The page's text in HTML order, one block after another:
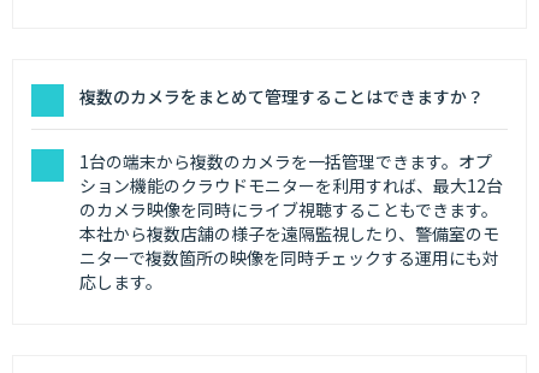
複数のカメラをまとめて管理することはできますか？
1台の端末から複数のカメラを一括管理できます。オプ
ション機能のクラウドモニターを利用すれば、最大12台
のカメラ映像を同時にライブ視聴することもできます。
本社から複数店舗の様子を遠隔監視したり、警備室のモ
ニターで複数箇所の映像を同時チェックする運用にも対
応します。